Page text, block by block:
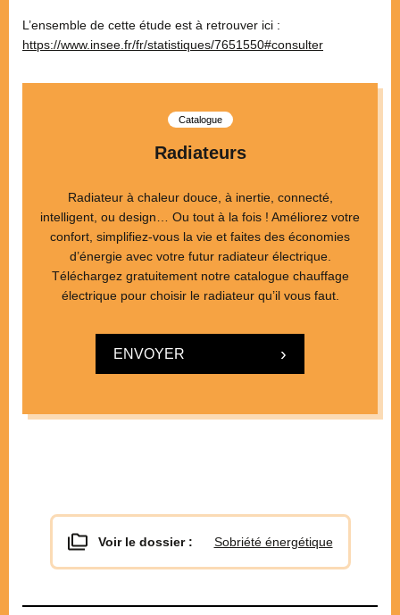
L’ensemble de cette étude est à retrouver ici :
https://www.insee.fr/fr/statistiques/7651550#consulter
Catalogue
Radiateurs
Radiateur à chaleur douce, à inertie, connecté,
intelligent, ou design… Ou tout à la fois ! Améliorez votre
confort, simplifiez-vous la vie et faites des économies
d’énergie avec votre futur radiateur électrique.
Téléchargez gratuitement notre catalogue chauffage
électrique pour choisir le radiateur qu’il vous faut.
ENVOYER
Voir le dossier : Sobriété énergétique